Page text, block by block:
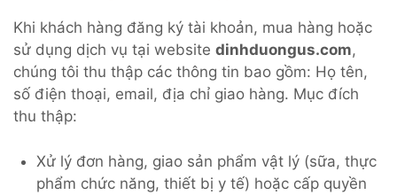
Khi khách hàng đăng ký tài khoản, mua hàng hoặc
sử dụng dịch vụ tại website dinhduongus.com,
chúng tôi thu thập các thông tin bao gồm: Họ tên,
số điện thoại, email, địa chỉ giao hàng. Mục đích
thu thập:
Xử lý đơn hàng, giao sản phẩm vật lý (sữa, thực
phẩm chức năng, thiết bị y tế) hoặc cấp quyền